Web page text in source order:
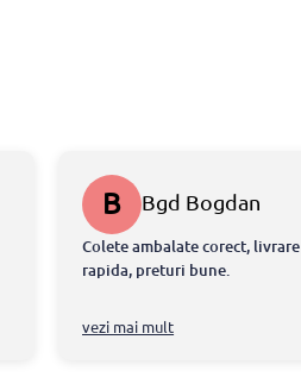
B Bgd Bogdan
Colete ambalate corect, livrare
rapida, preturi bune.
vezi mai mult